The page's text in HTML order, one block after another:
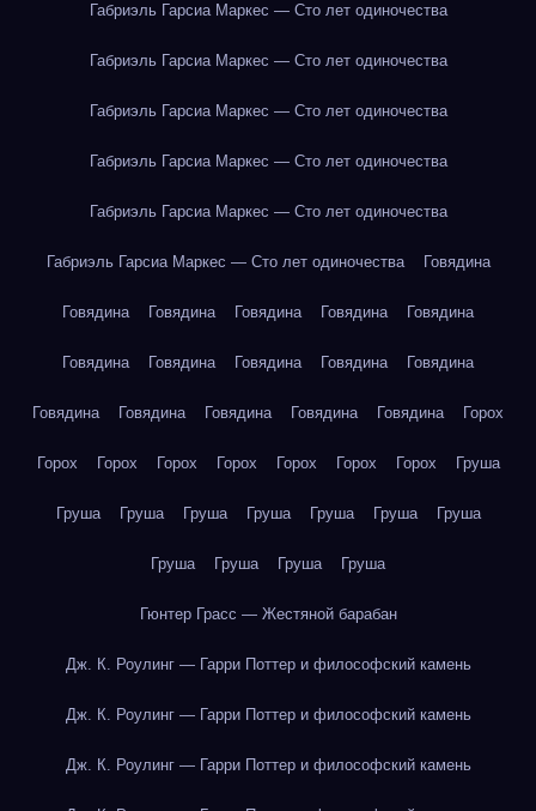
Габриэль Гарсиа Маркес — Сто лет одиночества
Габриэль Гарсиа Маркес — Сто лет одиночества
Габриэль Гарсиа Маркес — Сто лет одиночества
Габриэль Гарсиа Маркес — Сто лет одиночества
Габриэль Гарсиа Маркес — Сто лет одиночества
Габриэль Гарсиа Маркес — Сто лет одиночества Говядина
Говядина Говядина Говядина Говядина Говядина
Говядина Говядина Говядина Говядина Говядина
Говядина Говядина Говядина Говядина Говядина Горох
Горох Горох Горох Горох Горох Горох Горох Груша
Груша Груша Груша Груша Груша Груша Груша
Груша Груша Груша Груша
Гюнтер Грасс — Жестяной барабан
Дж. К. Роулинг — Гарри Поттер и философский камень
Дж. К. Роулинг — Гарри Поттер и философский камень
Дж. К. Роулинг — Гарри Поттер и философский камень